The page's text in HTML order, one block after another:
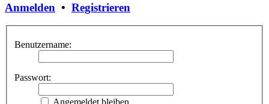
Anmelden • Registrieren
Benutzername:
Passwort:
Angemeldet bleiben